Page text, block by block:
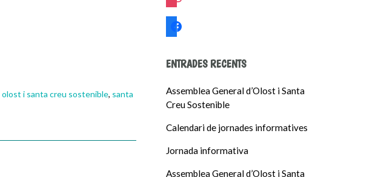
olost i santa creu sostenible, santa
facebook
ENTRADES RECENTS
Assemblea General d’Olost i Santa
Creu Sostenible
Calendari de jornades informatives
Jornada informativa
Assemblea General d’Olost i Santa